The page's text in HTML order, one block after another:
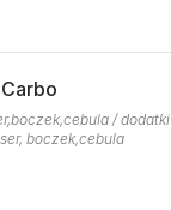
/ dodatki
boczek,cebula